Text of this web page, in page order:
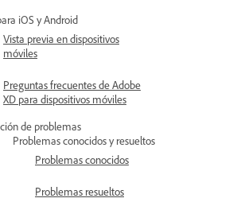
iOS y Android
Vista previa en dispositivos
móviles
Preguntas frecuentes de Adobe
XD para dispositivos móviles
de problemas
Problemas conocidos y resueltos
Problemas conocidos
Problemas resueltos